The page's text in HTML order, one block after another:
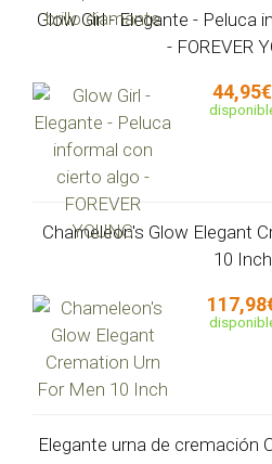
Glow Girl - Elegante - Peluca
- FOREVER
44,95€
Chameleon's Glow Elegant
10 Inch
Elegante urna de cremación